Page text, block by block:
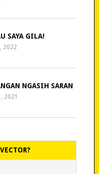
SAYA GILA!
2022
NGASIH SARAN
2021